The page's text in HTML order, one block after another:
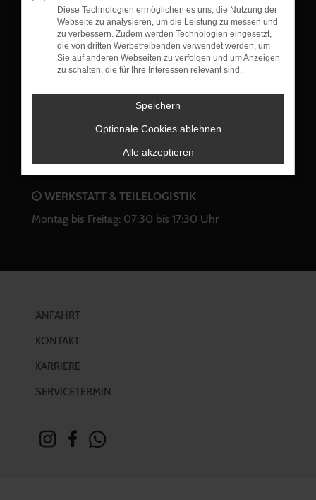
+49 8024 10 04
VERKAUF
Freitag : 09:00 bis 17:30 Uhr
+49 8024 4773130
WERKSTATT & TEILELOGISTIK
Montag bis Freitag: 07:30 bis 17:30 Uhr
ANFAHRT
KONTAKT
KARRIERE
SERVICETERMIN
Diese Technologien ermöglichen es uns, die Nutzung der
Webseite zu analysieren, um die Leistung zu messen und
zu verbessern. Zudem werden Technologien eingesetzt,
die von dritten Werbetreibenden verwendet werden, um
Sie auf anderen Webseiten zu verfolgen und um Anzeigen
zu schalten, die für Ihre Interessen relevant sind.
Speichern
Optionale Cookies ablehnen
Alle akzeptieren